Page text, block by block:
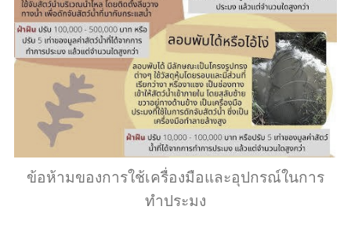
ข้อห้ามของการใช้เครื่องมือและอุปกรณ์ในการ
ทำประมง